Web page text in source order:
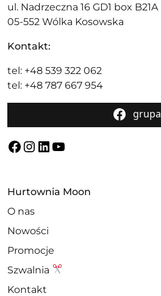
ul. Nadrzeczna 16 GD1 box B21A
05-552 Wólka Kosowska
Kontakt:
tel: +48 539 322 062
tel: +48 787 667 954
grupa
Facebook
Instagram
LinkedIn
YouTube
Hurtownia Moon
O nas
Nowości
Promocje
Szwalnia
Kontakt